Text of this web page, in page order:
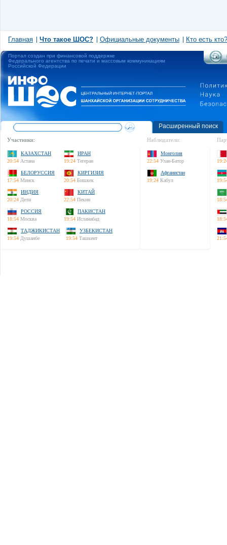
Главная Что такое ШОС? Официальные документы Кто есть кто?
Портал создан при финансовой поддержке
Федерального агентства по печати и массовым коммуникациям
Российской Федерации
Расширенный поиск
Участники:
КАЗАХСТАН
20:54 Астана
ИРАН
19:24 Тегеран
БЕЛОРУССИЯ
17:54 Минск
КИРГИЗИЯ
20:54 Бишкек
ИНДИЯ
20:24 Дели
КИТАЙ
22:54 Пекин
РОССИЯ
18:54 Москва
ПАКИСТАН
19:54 Исламабад
ТАДЖИКИСТАН
19:54 Душанбе
УЗБЕКИСТАН
19:54 Ташкент
Наблюдатели:
Монголия
22:54 Улан-Батор
Афганистан
19:24 Кабул